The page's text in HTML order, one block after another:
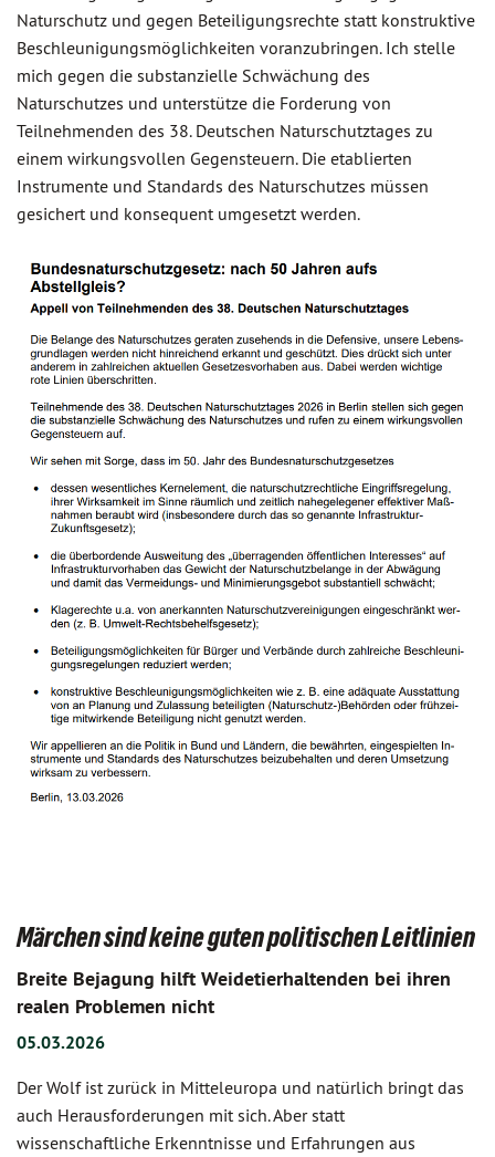
Naturschutz und gegen Beteiligungsrechte statt konstruktive
Beschleunigungsmöglichkeiten voranzubringen. Ich stelle
mich gegen die substanzielle Schwächung des
Naturschutzes und unterstütze die Forderung von
Teilnehmenden des 38. Deutschen Naturschutztages zu
einem wirkungsvollen Gegensteuern. Die etablierten
Instrumente und Standards des Naturschutzes müssen
gesichert und konsequent umgesetzt werden.
Märchen sind keine guten politischen Leitlinien
Breite Bejagung hilft Weidetierhaltenden bei ihren
realen Problemen nicht
05.03.2026
Der Wolf ist zurück in Mitteleuropa und natürlich bringt das
auch Herausforderungen mit sich. Aber statt
wissenschaftliche Erkenntnisse und Erfahrungen aus